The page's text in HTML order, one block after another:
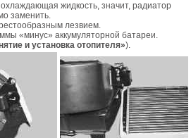
жидкость, значит, радиатор
заменить.
лезвием.
«минус» аккумуляторной батареи.
и установка отопителя»).